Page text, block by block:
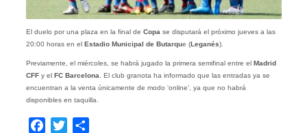
El duelo por una plaza en la final de Copa se disputará el próximo jueves a las
20:00 horas en el
Estadio Municipal de Butarque (Leganés).
Previamente, el miércoles, se habrá jugado la primera semifinal entre el
Madrid
CFF y el FC Barcelona. El club granota ha informado que las entradas ya se
encuentran a la venta únicamente de modo ‘online’, ya que no habrá
disponibles en taquilla.
Facebook
Twitter